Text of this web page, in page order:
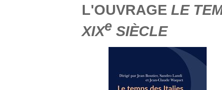
L'OUVRAGE LE
XIXe SIÈCLE